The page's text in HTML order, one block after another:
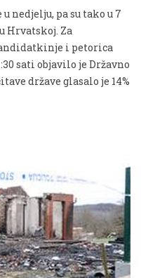
nedjelju, pa su tako u 7
Hrvatskoj. Za
i petorica
sati objavilo je Državno
države glasalo je 14%